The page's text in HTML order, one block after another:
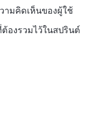
ามคิดเห็นของผู้ใช้
งรวมไว้ในสปรินต์